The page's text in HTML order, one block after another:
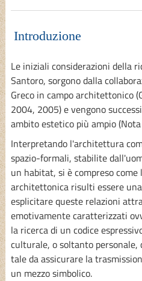
Introduzione
Le iniziali considerazioni della
Santoro, sorgono dalla
Greco in campo architettonico
2004, 2005) e vengono
ambito estetico più ampio
Interpretando l'architettura
spazio-formali, stabilite
un habitat, si è compreso come
architettonica risulti essere
esplicitare queste relazioni
emotivamente caratterizzati
la ricerca di un codice
culturale, o soltanto
tale da assicurare la
un mezzo simbolico.